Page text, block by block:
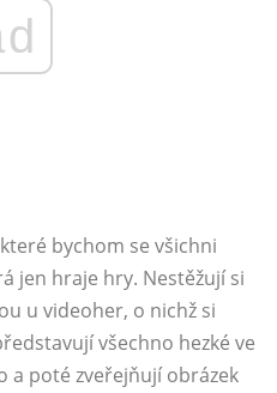
bychom se všichni
jen hraje hry. Nestěžují si
u videoher, o nichž si
všechno hezké ve
a poté zveřejňují obrázek